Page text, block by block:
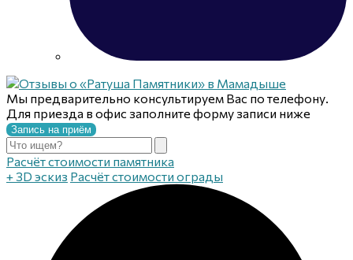
Мы предварительно консультируем Вас по телефону.
Для приезда в офис заполните форму записи ниже
Запись на приём
Расчёт стоимости памятника
+ 3D эскиз Расчёт стоимости ограды